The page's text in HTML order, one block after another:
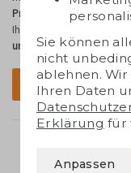
Preisen
– in vielen
Ihren Text einsticken
und praktischen
Filter
Sie können
nicht
ablehnen.
Ihren Daten
Erklärung für
Anpassen